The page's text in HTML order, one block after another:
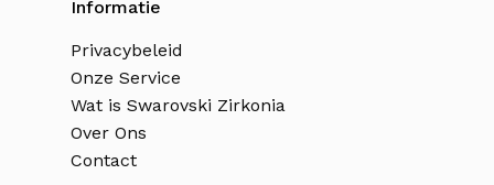
Informatie
Privacybeleid
Onze Service
Wat is Swarovski Zirkonia
Over Ons
Contact